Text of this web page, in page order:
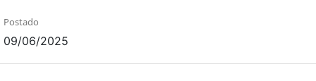
Postado
09/06/2025